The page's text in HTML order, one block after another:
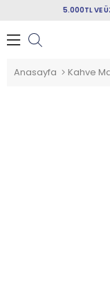
5.000TL VE
Anasayfa Kahve